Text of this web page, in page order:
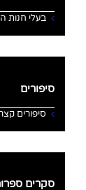
בעלי חנות
סיפורים
סיפורים
סקרים